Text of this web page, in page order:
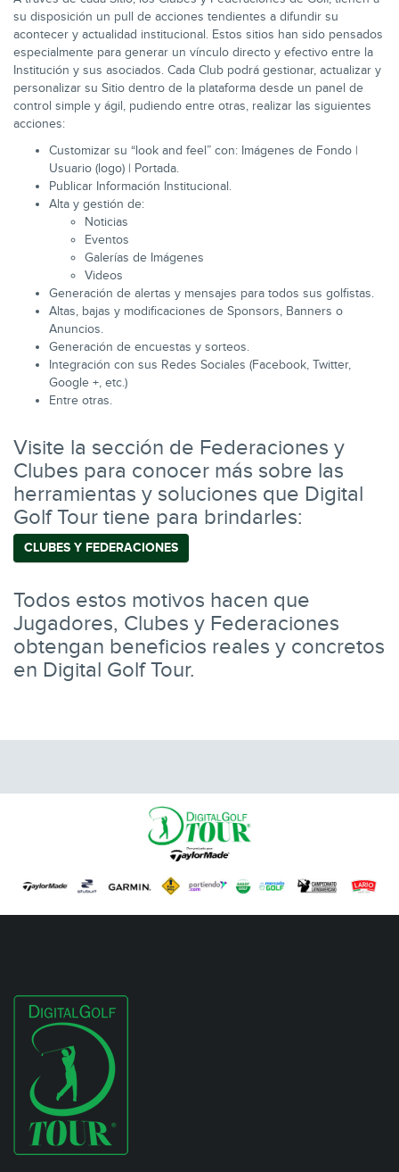
su disposición un pull de acciones tendientes a difundir su
acontecer y actualidad institucional. Estos sitios han sido pensados
especialmente para generar un vínculo directo y efectivo entre la
Institución y sus asociados. Cada Club podrá gestionar, actualizar y
personalizar su Sitio dentro de la plataforma desde un panel de
control simple y ágil, pudiendo entre otras, realizar las siguientes
acciones:
Customizar su “look and feel” con: Imágenes de Fondo |
Usuario (logo) | Portada.
Publicar Información Institucional.
Alta y gestión de:
Noticias
Eventos
Galerías de Imágenes
Videos
Generación de alertas y mensajes para todos sus golfistas.
Altas, bajas y modificaciones de Sponsors, Banners o
Anuncios.
Generación de encuestas y sorteos.
Integración con sus Redes Sociales (Facebook, Twitter,
Google +, etc.)
Entre otras.
Visite la sección de Federaciones y
Clubes para conocer más sobre las
herramientas y soluciones que Digital
Golf Tour tiene para brindarles:
CLUBES Y FEDERACIONES
Todos estos motivos hacen que
Jugadores, Clubes y Federaciones
obtengan beneficios reales y concretos
en Digital Golf Tour.